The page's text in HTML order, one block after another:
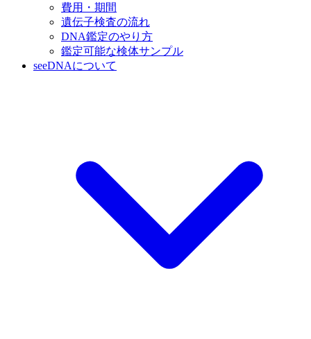
費用・期間
遺伝子検査の流れ
DNA鑑定のやり方
鑑定可能な検体サンプル
seeDNAについて